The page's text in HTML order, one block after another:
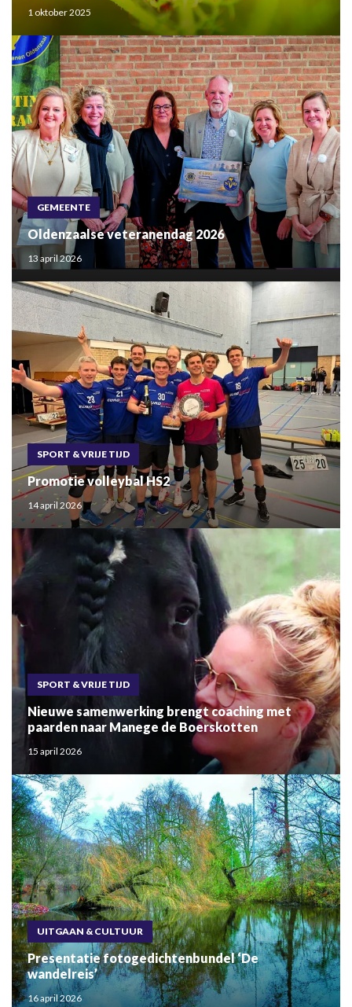
1 oktober 2025
GEMEENTE
Oldenzaalse veteranendag 2026
13 april 2026
SPORT & VRIJE TIJD
Promotie volleybal HS2
14 april 2026
SPORT & VRIJE TIJD
Nieuwe samenwerking brengt coaching met
paarden naar Manege de Boerskotten
15 april 2026
UITGAAN & CULTUUR
Presentatie fotogedichtenbundel ‘De
wandelreis’
16 april 2026